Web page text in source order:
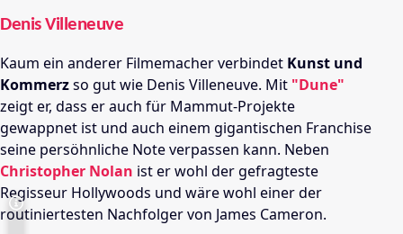
Denis Villeneuve
Kaum ein anderer Filmemacher verbindet Kunst und
Kommerzso gut wie Denis Villeneuve. Mit "Dune"
zeigt er, dass er auch für Mammut-Projekte
gewappnet ist und auch einem gigantischen Franchise
seine persöhnliche Note verpassen kann. Neben
Christopher Nolan ist er wohl der gefragteste
Regisseur Hollywoods und wäre wohl einer der
routiniertesten Nachfolger von James Cameron.